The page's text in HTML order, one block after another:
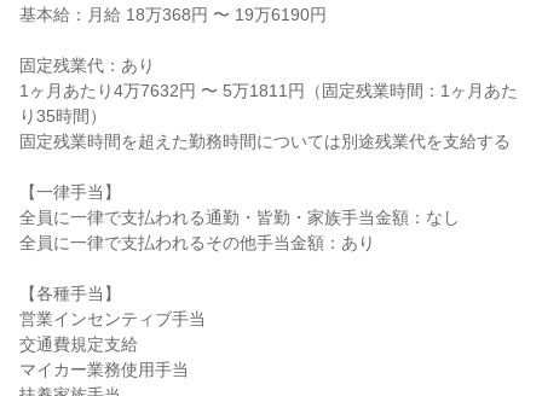
基本給：月給 18万368円 〜 19万6190円
固定残業代：あり
1ヶ月あたり4万7632円 〜 5万1811円（固定残業時間：1ヶ月あた
り35時間）
固定残業時間を超えた勤務時間については別途残業代を支給する
【一律手当】
全員に一律で支払われる通勤・皆勤・家族手当金額：なし
全員に一律で支払われるその他手当金額：あり
【各種手当】
営業インセンティブ手当
交通費規定支給
マイカー業務使用手当